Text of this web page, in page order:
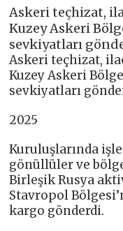
Askeri teçhizat,
Kuzey Askeri
sevkiyatları
Askeri teçhizat,
Kuzey Askeri
sevkiyatları
2025
Kuruluşlarında
gönüllüler ve
Birleşik Rusya
Stavropol
kargo gönderdi.